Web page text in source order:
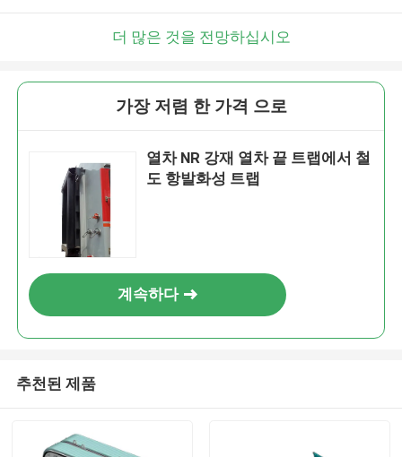
더 많은 것을 전망하십시오
가장 저렴 한 가격 으로
열차 NR 강재 열차 끝 트랩에서 철
도 항발화성 트랩
계속하다
추천된 제품